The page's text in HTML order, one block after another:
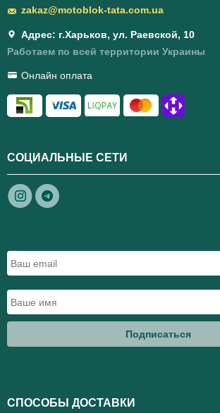
zakaz@motoblok-tata.com.ua
Адрес: г.Харьков, ул. Раевской, 10
Работаем по всей территории Украины
Онлайн оплата
СОЦИАЛЬНЫЕ СЕТИ
Подписаться
СПОСОБЫ ДОСТАВКИ